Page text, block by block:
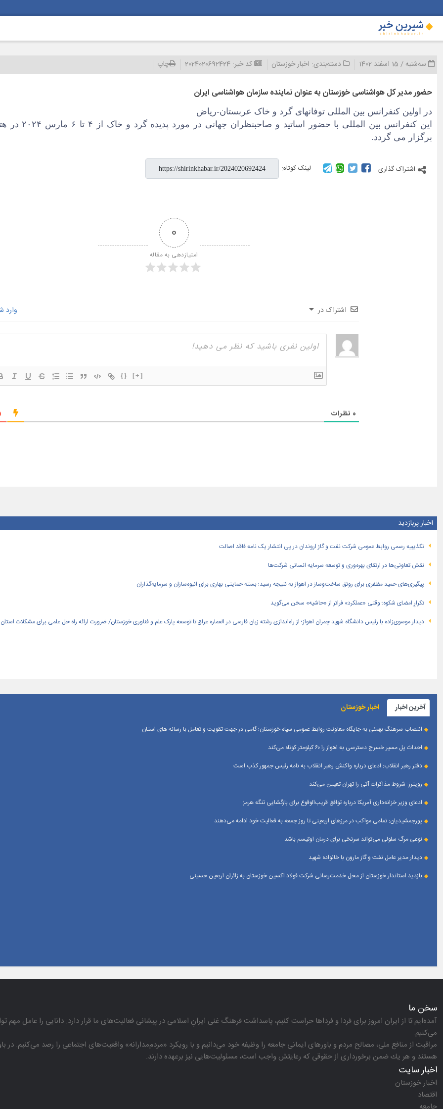
سه‌شنبه / 15 اسفند 1402 دسته‌بندی: اخبار خوزستان کد خبر: 2024020692424 چاپ
حضور مدیر کل هواشناسی خوزستان به عنوان نماینده سازمان هواشناسی ایران
در اولین کنفرانس بین المللی توفانهای گرد و خاک عربستان-ریاض
این کنفرانس بین
برگزار می گردد.
اشتراک گذاری لینک کوتاه:
0
امتیازدهی به مقاله
اشتراک در وارد
{} [+]
0 نظرات
اخبار پربازدید
تكذیبیه رسمی روابط عمومی شركت نفت و گاز اروندان در پی انتشار یک نامه فاقد اصالت
نقش تعاونی‌ها در ارتقای بهره‌وری و توسعه سرمایه انسانی شرکت‌ها
پیگیری‌های حمید مظفری برای رونق ساخت‌وساز در اهواز به نتیجه رسید؛ بسته حمایتی بهاری برای انبوه‌سازان و سرمایه‌گذاران
تکرارِ امضای شکوه؛ وقتی «عملکرد» فراتر از «حاشیه» سخن می‌گوید
دیدار موسوی‌زاده با رئیس دانشگاه شهید چمران اهواز؛ از راه‌اندازی رشته زبان فارسی در العماره عراق تا توسعه پارک علم و فناوری خوزستان/ ضرورت ارائه راه حل علمی برای مشکلات استان
آخرین اخبار اخبار خوزستان
انتصاب سرهنگ بهمئی به جایگاه معاونت روابط عمومی سپاه خوزستان؛ گامی در جهت تقویت و تعامل با رسانه‌ های استان
احداث پل مسیر خسرج دسترسی به اهواز را ۶۰ کیلومتر کوتاه می‌کند
دفتر رهبر انقلاب: ادعای درباره واکنش رهبر انقلاب به نامه رئیس جمهور کذب است
رویترز: شروط مذاکرات آتی را تهران تعیین می‌کند
ادعای وزیر خزانه‌داری آمریکا درباره توافق قریب‌الوقوع برای بازگشایی تنگه هرمز
پورجمشیدیان: تمامی مواکب در مرزهای اربعینی تا روز جمعه به فعالیت خود ادامه می‌دهند
نوعی مرگ سلولی می‌تواند سرنخی برای درمان اوتیسم باشد
دیدار مدیر عامل نفت و گاز مارون با خانواده شهید
بازدید استاندار خوزستان از محل خدمت‌رسانی شرکت فولاد اکسین خوزستان به زائران اربعین حسینی
سخن ما
آمده‌ایم تا از ایران امروز برای فردا و فرداها حراست كنیم، پاسداشت فرهنگ غنی ایرانِ اسلامی در پیشانی فعالیت‌های ما قرار دارد. دانایی را عامل
می‌كنیم.
مراقبت از منافع ملی، مصالح مردم و باورهای ایمانی جامعه را وظیفه خود می‌دانیم و با رویكرد «مردم‌مدارانه‌» واقعیت‌های اجتماعی را رصد می‌كنیم.
هستند و هر یك ضمن برخورداری از حقوقی كه رعایتش واجب است، مسئولیت‌هایی نیز برعهده دارند.
اخبار سایت
اخبار خوزستان
اقتصاد